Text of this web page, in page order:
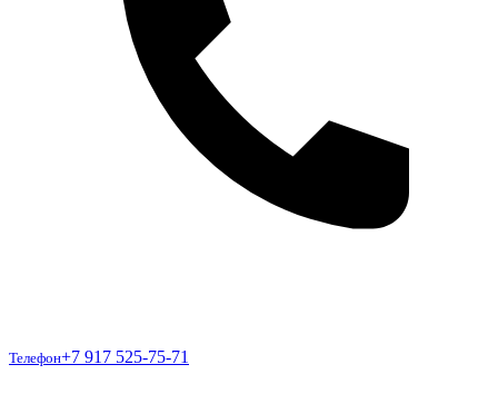
Телефон
Телефон+7 917 525-75-71